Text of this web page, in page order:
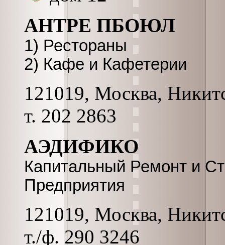
АНТРЕ ПБОЮЛ
1) Рестораны
2) Кафе и Кафетерии
121019, Москва,
т. 202 2863
АЭДИФИКО
Капитальный Ремонт и
Предприятия
121019, Москва,
т./ф. 290 3246